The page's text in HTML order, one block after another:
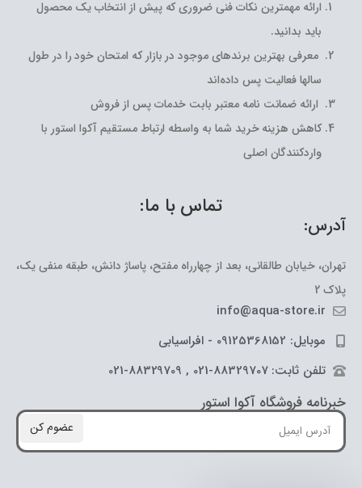
ارائه مهمترین نکات فنی ضروری که پیش از انتخاب یک محصول
باید بدانید.
معرفی بهترین برندهای موجود در بازار که امتحان خود را در طول
سالها فعالیت پس داده‌اند
ارائه ضمانت نامه معتبر بابت خدمات پس از فروش
کاهش هزینه خرید شما به واسطه ارتباط مستقیم آکوا استور با
واردکنندگان اصلی
تماس با ما:
آدرس:
تهران، خیابان طالقانی، بعد از چهارراه مفتح، پاساژ دانش، طبقه منفی یک،
پلاک 2
info@aqua-store.ir
موبایل: 09125368152 - افراسیابی
تلفن ثابت: 88329707-021 , 88329709-021
خبرنامه فروشگاه آکوا استور
عضوم کن